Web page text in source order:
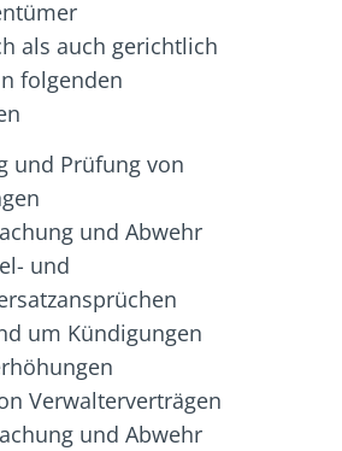
als auch gerichtlich
folgenden
und Prüfung von
und Abwehr
und
um Kündigungen
Verwalterverträgen
und Abwehr